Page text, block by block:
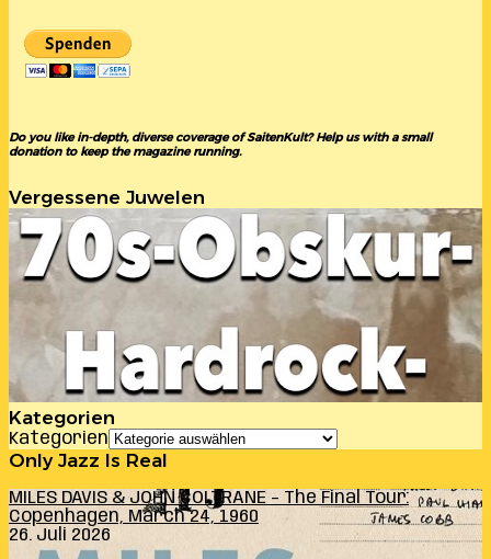
Do you like in-depth, diverse coverage of SaitenKult? Help us with a small
donation to keep the magazine running.
Vergessene Juwelen
Kategorien
Kategorien
Only Jazz Is Real
MILES DAVIS & JOHN COLTRANE – The Final Tour:
Copenhagen, March 24, 1960
26. Juli 2026